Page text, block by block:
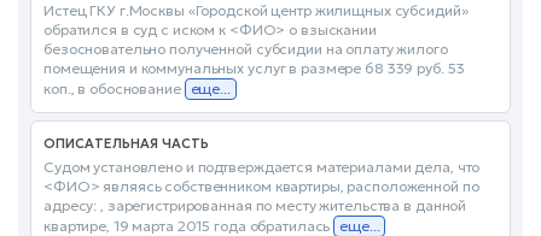
Истец ГКУ г.Москвы «Городской центр жилищных субсидий»
обратился в суд с иском к <ФИО> о взыскании
безосновательно полученной субсидии на оплату жилого
помещения и коммунальных услуг в размере 68 339 руб. 53
коп., в обоснование еще...
ОПИСАТЕЛЬНАЯ ЧАСТЬ
Судом установлено и подтверждается материалами дела, что
<ФИО> являясь собственником квартиры, расположенной по
адресу: , зарегистрированная по месту жительства в данной
квартире, 19 марта 2015 года обратилась еще...